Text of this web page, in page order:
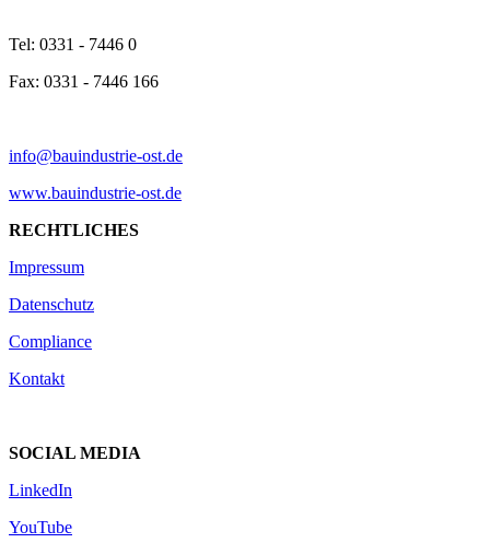
Tel: 0331 - 7446 0
Fax: 0331 - 7446 166
info@bauindustrie-ost.de
www.bauindustrie-ost.de
RECHTLICHES
Impressum
Datenschutz
Compliance
Kontakt
SOCIAL MEDIA
LinkedIn
YouTube